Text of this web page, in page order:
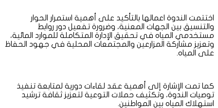
اختتمت الندوة اعمالها بالتأكيد على أهمية استمرار الحوار
والتنسيق بين الجهات المعنية، وضرورة تفعيل دور روابط
مستخدمي المياه في تحقيق الإدارة المتكاملة للموارد المائية،
وتعزيز مشاركة المزارعين والمجتمعات المحلية في جهود الحفاظ
على المياه.
كما تمت الإشارة إلى أهمية عقد لقاءات دورية لمتابعة تنفيذ
توصيات الندوة، وتكثيف حملات التوعية لتعزيز ثقافة ترشيد
استهلاك المياه بين المواطنين.